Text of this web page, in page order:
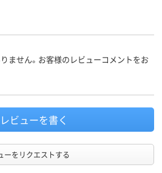
ません。お客様のレビューコメントをお
レビューを書く
ーをリクエストする